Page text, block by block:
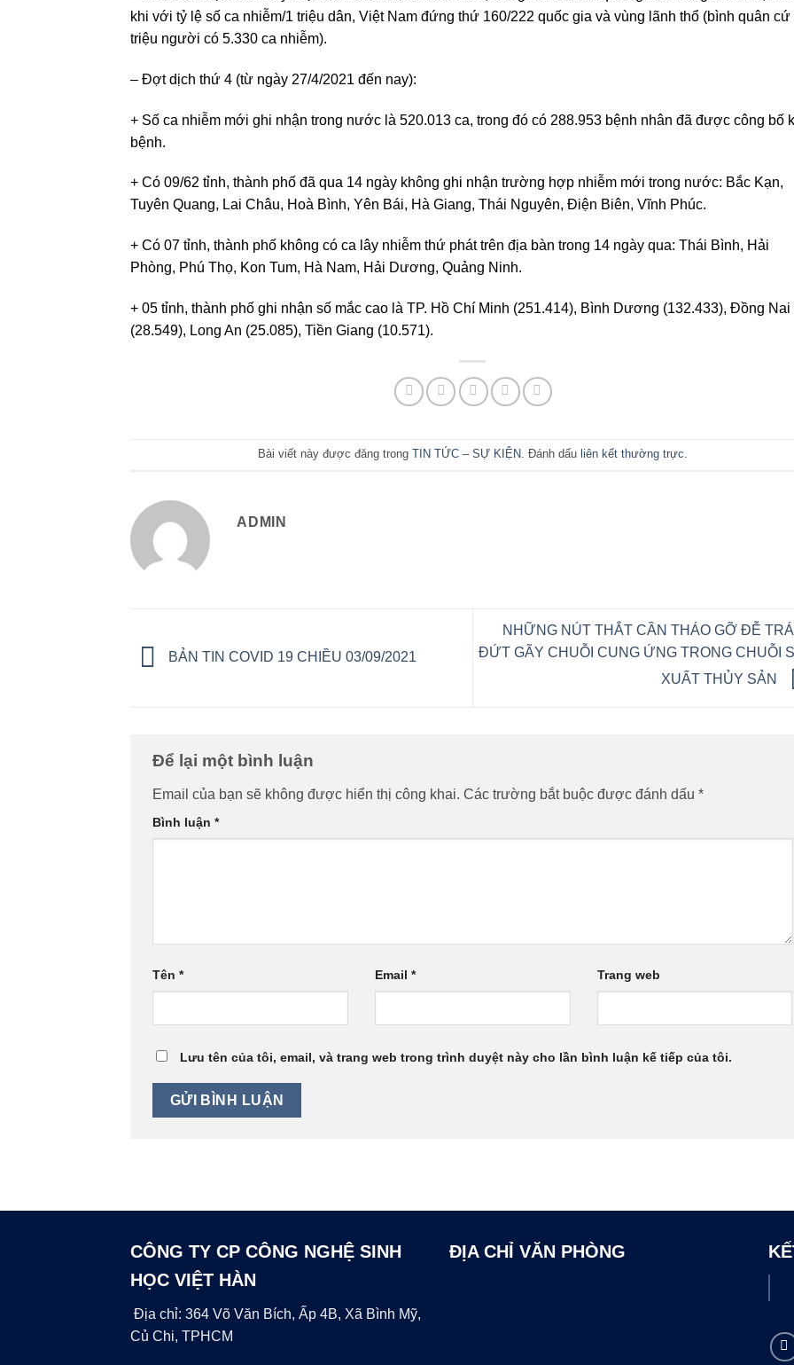
khi với tỷ lệ số ca nhiễm/1 triệu dân, Việt Nam đứng thứ 160/222 quốc gia và vùng lãnh thổ (bình quân cứ
triệu người có 5.330 ca nhiễm).
– Đợt dịch thứ 4 (từ ngày 27/4/2021 đến nay):
+ Số ca nhiễm mới ghi nhận trong nước là 520.013 ca, trong đó có 288.953 bệnh nhân đã được công bố
bệnh.
+ Có 09/62 tỉnh, thành phố đã qua 14 ngày không ghi nhận trường hợp nhiễm mới trong nước: Bắc Kạn,
Tuyên Quang, Lai Châu, Hoà Bình, Yên Bái, Hà Giang, Thái Nguyên, Điện Biên, Vĩnh Phúc.
+ Có 07 tỉnh, thành phố không có ca lây nhiễm thứ phát trên địa bàn trong 14 ngày qua: Thái Bình, Hải
Phòng, Phú Thọ, Kon Tum, Hà Nam, Hải Dương, Quảng Ninh.
+ 05 tỉnh, thành phố ghi nhận số mắc cao là TP. Hồ Chí Minh (251.414), Bình Dương (132.433), Đồng Nai
(28.549), Long An (25.085), Tiền Giang (10.571).
Bài viết này được đăng trong TIN TỨC – SỰ KIỆN. Đánh dấu liên kết thường trực.
ADMIN
BẢN TIN COVID 19 CHIỀU 03/09/2021
NHỮNG NÚT THẮT CẦN THÁO GỠ ĐỄ
ĐỨT GÃY CHUỖI CUNG ỨNG TRONG CHUỖI
XUẤT THỦY SẢN
Để lại một bình luận
Email của bạn sẽ không được hiển thị công khai. Các trường bắt buộc được đánh dấu *
Bình luận *
Tên * Email * Trang web
Lưu tên của tôi, email, và trang web trong trình duyệt này cho lần bình luận kế tiếp của tôi.
CÔNG TY CP CÔNG NGHỆ SINH
HỌC VIỆT HÀN
Địa chỉ: 364 Võ Văn Bích, Ấp 4B, Xã Bình Mỹ,
Củ Chi, TPHCM
ĐỊA CHỈ VĂN PHÒNG